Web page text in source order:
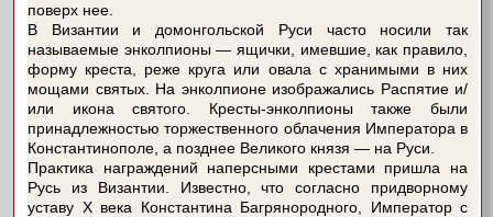
поверх нее.
В Византии и домонгольской Руси часто носили так
называемые энколпионы — ящички, имевшие, как правило,
форму креста, реже круга или овала с хранимыми в них
мощами святых. На энколпионе изображались Распятие и/
или икона святого. Кресты-энколпионы также были
принадлежностью торжественного облачения Императора в
Константинополе, а позднее Великого князя — на Руси.
Практика награждений наперсными крестами пришла на
Русь из Византии. Известно, что согласно придворному
уставу X века Константина Багрянородного, Император с